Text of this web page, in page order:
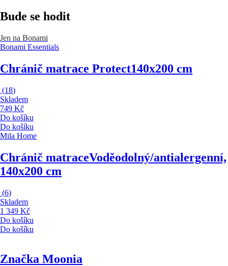
Bude se hodit
Jen na Bonami
Bonami Essentials
Chránič matrace Protect140x200 cm
(18)
Skladem
749 Kč
Do košíku
Do košíku
Mila Home
Chránič matraceVoděodolný/antialergenní,
140x200 cm
(6)
Skladem
1 349 Kč
Do košíku
Do košíku
Značka Moonia